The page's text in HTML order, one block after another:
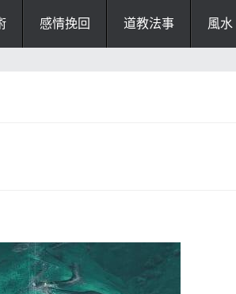
感情挽回 道教法事 風水